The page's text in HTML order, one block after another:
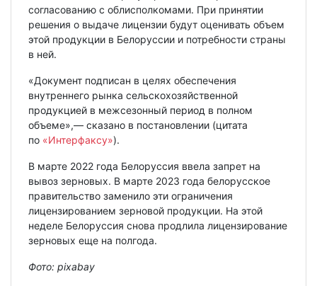
согласованию с облисполкомами. При принятии
решения о выдаче лицензии будут оценивать объем
этой продукции в Белоруссии и потребности страны
в ней.
«Документ подписан в целях обеспечения
внутреннего рынка сельскохозяйственной
продукцией в межсезонный период в полном
объеме»,— сказано в постановлении (цитата
по «Интерфаксу»).
В марте 2022 года Белоруссия ввела запрет на
вывоз зерновых. В марте 2023 года белорусское
правительство заменило эти ограничения
лицензированием зерновой продукции. На этой
неделе Белоруссия снова продлила лицензирование
зерновых еще на полгода.
Фото: pixabay